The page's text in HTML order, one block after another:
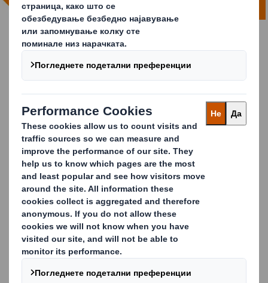
DS Smith Tape Back
Ние разбираме дека повратот на производите од страна
на клиентите и одржливите решенија за пакување се
клучни за зголемување на лојалноста на клиентите.
DS Smith Tape Back е уникатно, водечко решение за
пакување на пазарот кое користи паметен дизајн за да
создаде беспрекорно и одржливо враќање.
Користејќи само една леплива лента, DS Smith Tape
Back целосно ја елиминира потребата од пластична
лента за отварање за еднократна употреба,
осигурувајќи дека производителите нудат беспрекорно
и одржливо враќање од страна на крајниот клиент.